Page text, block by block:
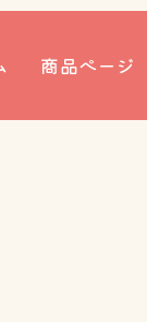
商品ぺージ